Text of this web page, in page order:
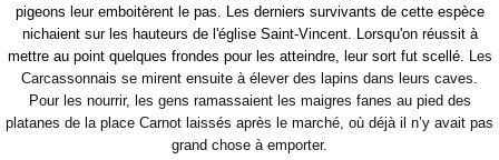
pigeons leur emboitèrent le pas. Les derniers survivants de cette espèce
nichaient sur les hauteurs de l'église Saint-Vincent. Lorsqu'on réussit à
mettre au point quelques frondes pour les atteindre, leur sort fut scellé. Les
Carcassonnais se mirent ensuite à élever des lapins dans leurs caves.
Pour les nourrir, les gens ramassaient les maigres fanes au pied des
platanes de la place Carnot laissés après le marché, où déjà il n’y avait pas
grand chose à emporter.